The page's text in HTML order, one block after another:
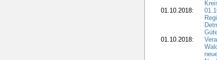
01.10.2018:
01.10.2018: